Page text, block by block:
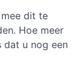
dit te
Hoe meer
dat u nog een